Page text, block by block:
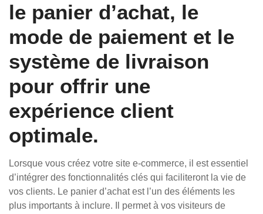
le panier d’achat, le
mode de paiement et le
système de livraison
pour offrir une
expérience client
optimale.
Lorsque vous créez votre site e-commerce, il est essentiel
d’intégrer des fonctionnalités clés qui faciliteront la vie de
vos clients. Le panier d’achat est l’un des éléments les
plus importants à inclure. Il permet à vos visiteurs de